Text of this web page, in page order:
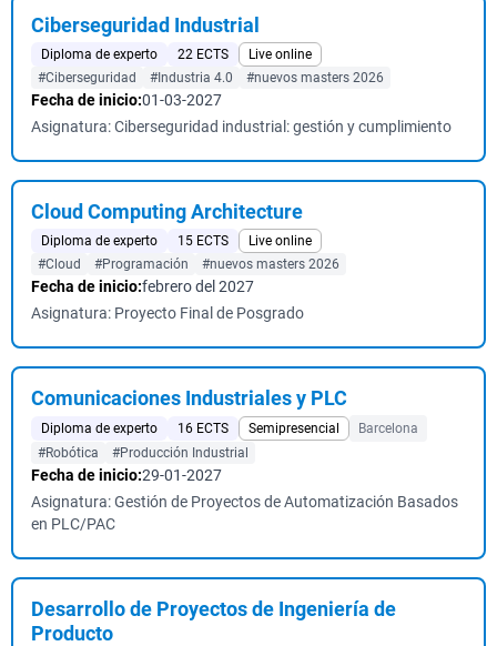
Ciberseguridad Industrial
Diploma de experto 22 ECTS
Live online
#Ciberseguridad
#Industria 4.0 #nuevos masters 2026
Fecha de inicio:01-03-2027
Asignatura: Ciberseguridad industrial: gestión y cumplimiento
Cloud Computing Architecture
Diploma de experto 15 ECTS
Live online
#Cloud
#Programación #nuevos masters 2026
Fecha de inicio:febrero del 2027
Asignatura: Proyecto Final de Posgrado
Comunicaciones Industriales y PLC
Diploma de experto 16 ECTS Semipresencial
Barcelona
#Robótica
#Producción Industrial
Fecha de inicio:29-01-2027
Asignatura: Gestión de Proyectos de Automatización Basados
en PLC/PAC
Desarrollo de Proyectos de Ingeniería de
Producto